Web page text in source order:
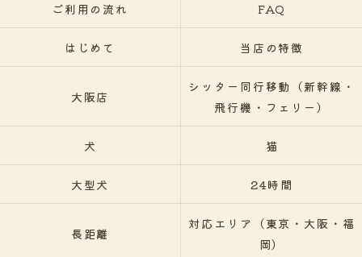
ご利用の流れ FAQ
はじめて 当店の特徴
大阪店
シッター同行移動（新幹線・
飛行機・フェリー）
犬 猫
大型犬 24時間
長距離
対応エリア（東京・大阪・福
岡）